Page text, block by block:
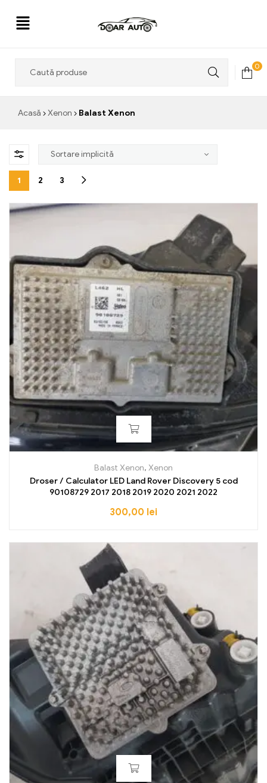
0
Acasă Xenon Balast Xenon
1 2 3
Balast Xenon, Xenon
Droser / Calculator LED Land Rover Discovery 5 cod
90108729 2017 2018 2019 2020 2021 2022
300,00 lei